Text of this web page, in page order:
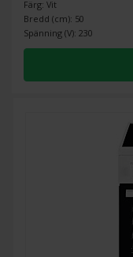
Färg: Vit
Bredd (cm): 50
Spänning (V): 230